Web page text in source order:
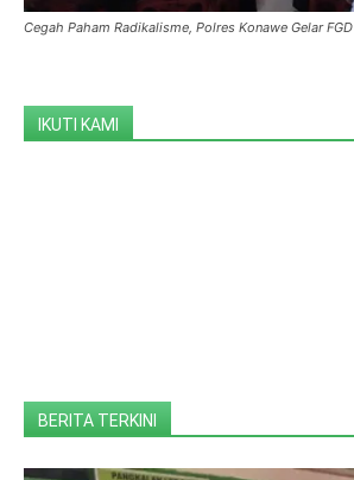
Cegah Paham Radikalisme, Polres Konawe Gelar FGD
IKUTI KAMI
BERITA TERKINI